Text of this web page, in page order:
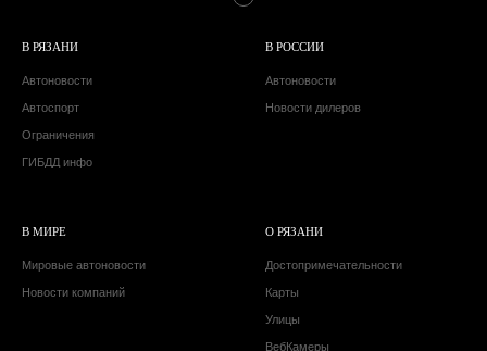
В РЯЗАНИ
Автоновости
Автоспорт
Ограничения
ГИБДД инфо
В РОССИИ
Автоновости
Новости дилеров
В МИРЕ
Мировые автоновости
Новости компаний
О РЯЗАНИ
Достопримечательности
Карты
Улицы
ВебКамеры